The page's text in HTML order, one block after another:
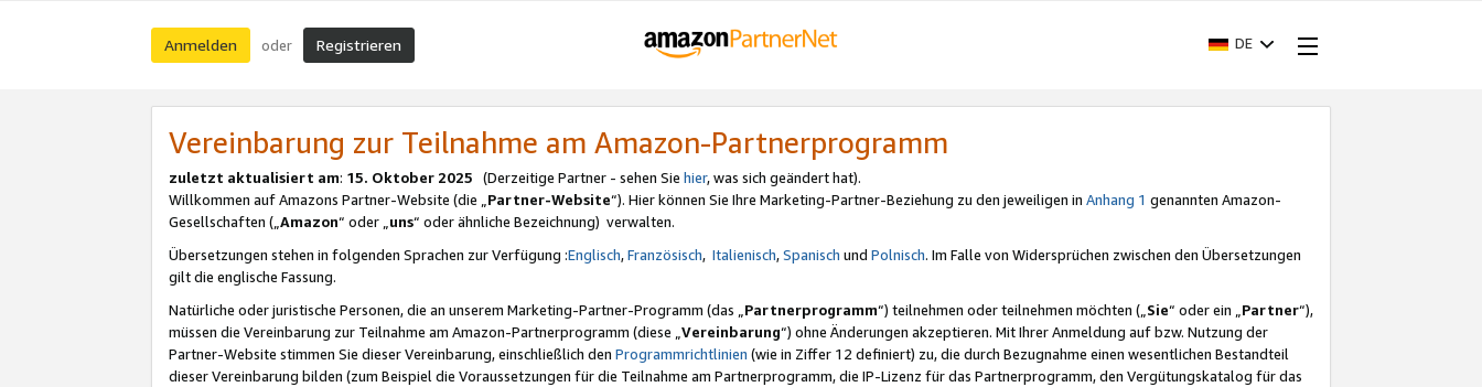
Anmelden oder Registrieren DE
Vereinbarung zur Teilnahme am Amazon-Partnerprogramm
zuletzt aktualisiert am: 15. Oktober 2025 (Derzeitige Partner - sehen Sie hier, was sich geändert hat).
Willkommen auf Amazons Partner-Website (die „Partner-Website“). Hier können Sie Ihre Marketing-Partner-Beziehung zu den jeweiligen in Anhang 1 genannten Amazon-
Gesellschaften („Amazon“ oder „uns“ oder ähnliche Bezeichnung) verwalten.
Übersetzungen stehen in folgenden Sprachen zur Verfügung :Englisch,Französisch, Italienisch,Spanisch und Polnisch. Im Falle von Widersprüchen zwischen den Übersetzungen
gilt die englische Fassung.
Natürliche oder juristische Personen, die an unserem Marketing-Partner-Programm (das „Partnerprogramm“) teilnehmen oder teilnehmen möchten („Sie“ oder ein „Partner“),
müssen die Vereinbarung zur Teilnahme am Amazon-Partnerprogramm (diese „Vereinbarung“) ohne Änderungen akzeptieren. Mit Ihrer Anmeldung auf bzw. Nutzung der
Partner-Website stimmen Sie dieser Vereinbarung, einschließlich den Programmrichtlinien (wie in Ziffer 12 definiert) zu, die durch Bezugnahme einen wesentlichen Bestandteil
dieser Vereinbarung bilden (zum Beispiel die Voraussetzungen für die Teilnahme am Partnerprogramm, die IP-Lizenz für das Partnerprogramm, den Vergütungskatalog für das